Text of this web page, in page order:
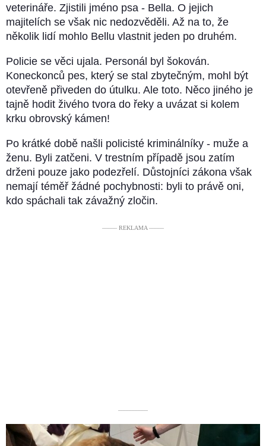
veterináře. Zjistili jméno psa - Bella. O jejich
majitelích se však nic nedozvěděli. Až na to, že
několik lidí mohlo Bellu vlastnit jeden po druhém.
Policie se věci ujala. Personál byl šokován.
Koneckonců pes, který se stal zbytečným, mohl být
otevřeně přiveden do útulku. Ale toto. Něco jiného je
tajně hodit živého tvora do řeky a uvázat si kolem
krku obrovský kámen!
Po krátké době našli policisté kriminálníky - muže a
ženu. Byli zatčeni. V trestním případě jsou zatím
drženi pouze jako podezřelí. Důstojníci zákona však
nemají téměř žádné pochybnosti: byli to právě oni,
kdo spáchali tak závažný zločin.
––––– REKLAMA –––––
––––––––––